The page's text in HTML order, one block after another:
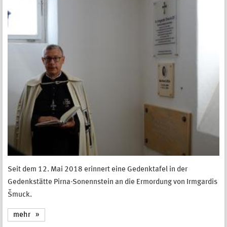
Seit dem 12. Mai 2018 erinnert eine Gedenktafel in der
Gedenkstätte Pirna-Sonennstein an die Ermordung von Irmgardis
Šmuck.
mehr